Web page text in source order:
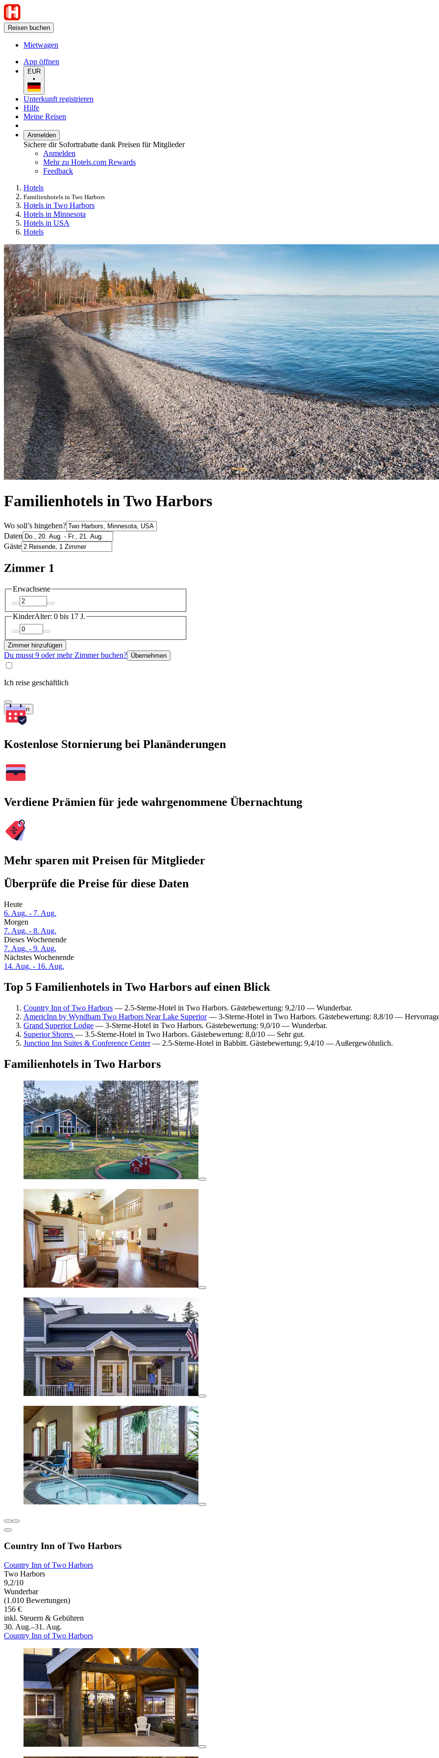
Reisen buchen
Mietwagen
App öffnen
EUR
•
Unterkunft registrieren
Hilfe
Meine Reisen
Anmelden
Sichere dir Sofortrabatte dank Preisen für Mitglieder
Anmelden
Mehr zu Hotels.com Rewards
Feedback
Hotels
Familienhotels in Two Harbors
Hotels in Two Harbors
Hotels in Minnesota
Hotels in USA
Hotels
Familienhotels in Two Harbors
Wo soll’s hingehen?
Daten
Gäste
Zimmer 1
Erwachsene
KinderAlter: 0 bis 17 J.
Zimmer hinzufügen
Du musst 9 oder mehr Zimmer buchen? Übernehmen
Ich reise geschäftlich
Suchen
Kostenlose Stornierung bei Planänderungen
Verdiene Prämien für jede wahrgenommene Übernachtung
Mehr sparen mit Preisen für Mitglieder
Überprüfe die Preise für diese Daten
Heute
6. Aug. - 7. Aug.
Morgen
7. Aug. - 8. Aug.
Dieses Wochenende
7. Aug. - 9. Aug.
Nächstes Wochenende
14. Aug. - 16. Aug.
Top 5 Familienhotels in Two Harbors auf einen Blick
Country Inn of Two Harbors — 2.5-Sterne-Hotel in Two Harbors. Gästebewertung: 9,2/10 — Wunderbar.
AmericInn by Wyndham Two Harbors Near Lake Superior— 3-Sterne-Hotel in Two Harbors. Gästebewertung: 8,8/10 —
Grand Superior Lodge — 3-Sterne-Hotel in Two Harbors. Gästebewertung: 9,0/10 — Wunderbar.
Superior Shores — 3.5-Sterne-Hotel in Two Harbors. Gästebewertung: 8,0/10 — Sehr gut.
Junction Inn Suites & Conference Center— 2.5-Sterne-Hotel in Babbitt. Gästebewertung: 9,4/10 — Außergewöhnlich.
Familienhotels in Two Harbors
Country Inn of Two Harbors
Country Inn of Two Harbors
Two Harbors
9,2/10
Wunderbar
(1.010 Bewertungen)
156 €
inkl. Steuern & Gebühren
30. Aug.–31. Aug.
Country Inn of Two Harbors